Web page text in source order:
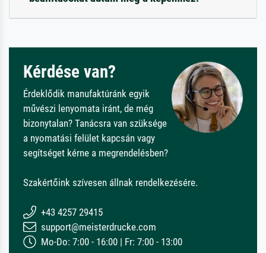
Kérdése van?
Érdeklődik manufaktúránk egyik
művészi lenyomata iránt, de még
bizonytalan? Tanácsra van szüksége
a nyomatási felület kapcsán vagy
segítséget kérne a megrendelésben?
Szakértőink szívesen állnak rendelkezésére.
+43 4257 29415
support@meisterdrucke.com
Mo-Do: 7:00 - 16:00 | Fr: 7:00 - 13:00